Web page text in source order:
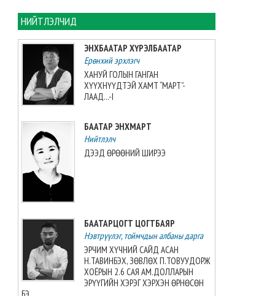
2026-08-06 13:38:56
Э.Маргад өсвөрийн дэлхийн
аваргаас хүрэл медаль
хүртжээ
2026-08-06 13:27:31
“Singapore Women series”
тэмцээнд манай багт Greece
Elizabeth Berg тоглоно
явна
2026-08-06 12:53:48
Монгол Улсын эмэгтэй
шигшээ баг өмсгөлөө гардан
НИЙТЛЭЛЧИД
ЭНХБААТАР ХҮРЭЛБААТАР
Ерөнхий эрхлэгч
ХАНУЙ ГОЛЫН ГАНГАН
ХҮҮХНҮҮДТЭЙ ХАМТ “МАРТ”-
ЛААД...-I
БААТАР ЭНХМАРТ
Нийтлэлч
ДЭЭД ӨРӨӨНИЙ ШИРЭЭ
БААТАРЦОГТ ЦОГТБАЯР
Нэвтрүүлэг, тоймчдын албаны дарга
ЭРЧИМ ХҮЧНИЙ САЙД АСАН
Н.ТАВИНБЭХ, ЗӨВЛӨХ П.ТОВУУДОРЖ
ХОЁРЫН 2.6 САЯ АМ.ДОЛЛАРЫН
ЭРҮҮГИЙН ХЭРЭГ ХЭРХЭН ӨРНӨСӨН